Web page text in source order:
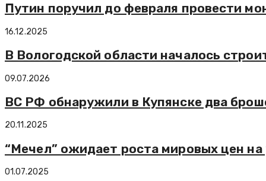
Путин поручил до февраля провести
16.12.2025
В Вологодской области началось
09.07.2026
ВС РФ обнаружили в Купянске два
20.11.2025
“Мечел” ожидает роста мировых цен
01.07.2025